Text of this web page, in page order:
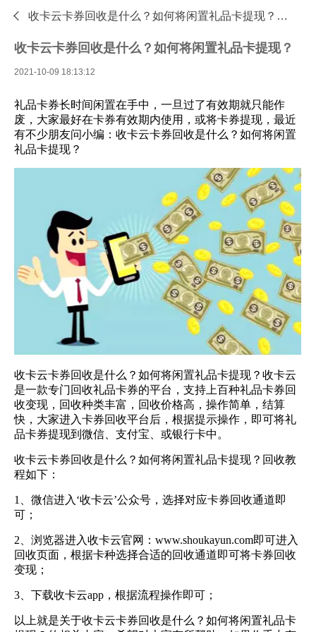
 收卡云卡券回收是什么？如何将闲置礼品卡提现？—专业的礼品卡回收平台 - 收卡云
收卡云卡券回收是什么？如何将闲置礼品卡提现？
2021-10-09 18:13:12
礼品卡券长时间闲置在手中，一旦过了有效期就只能作
废，大家最好在卡券有效期内使用，或将卡券提现，最近
有不少朋友问小编：收卡云卡券回收是什么？如何将闲置
礼品卡提现？
收卡云卡券回收是什么？如何将闲置礼品卡提现 ？收卡云
是一款专门回收礼品卡券的平台，支持上百种礼品卡券回
收变现，回收种类丰富，回收价格高，操作简单，结算
快，大家进入卡券回收平台后，根据提示操作，即可将礼
品卡券提现到微信、支付宝、或银行卡中。
收卡云卡券回收是什么？如何将闲置礼品卡提现？回收教
程如下：
1、微信进入‘收卡云’公众号，选择对应卡券回收通道即
可；
2、浏览器进入收卡云官网： www.shoukayun.com即可进入
回收页面，根据卡种选择合适的回收通道即可将卡券回收
变现；
3、下载收卡云app，根据流程操作即可；
以上就是关于收卡云卡券回收是什么？如何将闲置礼品卡